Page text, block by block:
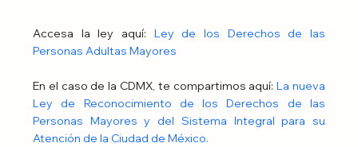
Accesa la ley aquí: Ley de los Derechos de las
Personas Adultas Mayores
En el caso de la CDMX, te compartimos aquí: La nueva
Ley de Reconocimiento de los Derechos de las
Personas Mayores y del Sistema Integral para su
Atención de la Ciudad de México.